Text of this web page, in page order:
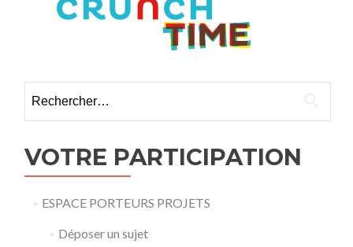
VOTRE PARTICIPATION
ESPACE PORTEURS PROJETS
Déposer un sujet